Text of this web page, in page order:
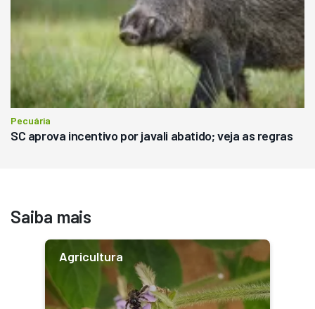
Pecuária
SC aprova incentivo por javali abatido; veja as regras
Saiba mais
Agricultura